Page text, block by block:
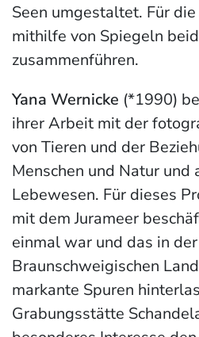
Seen umgestaltet. Für
mithilfe von Spiegeln
zusammenführen.
Yana Wernicke (*1990)
ihrer Arbeit mit der
von Tieren und der
Menschen und Natur und
Lebewesen. Für dieses
mit dem Jurameer
einmal war und das in der
Braunschweigischen
markante Spuren
Grabungsstätte